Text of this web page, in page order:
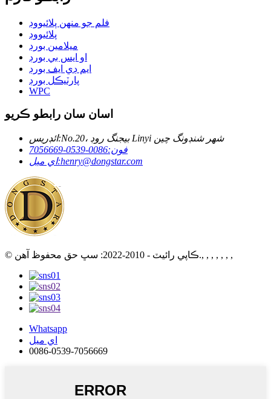
فلم جو منهن پلائيووڊ
پلائيووڊ
ميلامين بورڊ
او ايس بي بورڊ
ايم ڊي ايف بورڊ
پارٽيڪل بورڊ
WPC
اسان سان رابطو ڪريو
ائڊريس:
No.20، بيجنگ روڊ Linyi شهر شنڊونگ چين
فون:0086-0539-7056669
اي ميل:henry@dongstar.com
© ڪاپي رائيٽ - 2010-2022: سڀ حق محفوظ آهن., , , , , , ,
Whatsapp
اي ميل
0086-0539-7056669